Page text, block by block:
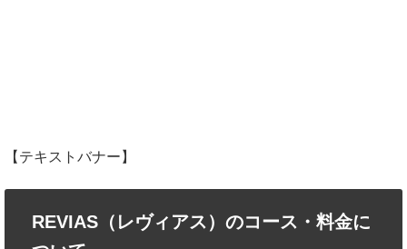
【テキストバナー】
REVIAS（レヴィアス）のコース・料金に